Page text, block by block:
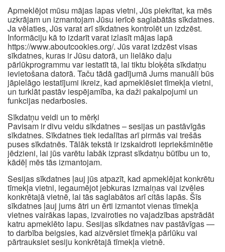
Apmeklējot mūsu mājas lapas vietni, Jūs piekrītat, ka mēs
uzkrājam un izmantojam Jūsu ierīcē saglabātās sīkdatnes.
Ja vēlaties, Jūs varat arī sīkdatnes kontrolēt un izdzēst.
Informāciju kā to izdarīt varat izlasīt mājas lapā
https://www.aboutcookies.org/. Jūs varat izdzēst visas
sīkdatnes, kuras ir Jūsu datorā, un lielāko daļu
pārlūkprogrammu var iestatīt tā, lai tiktu bloķēta sīkdatņu
ievietošana datorā. Taču tādā gadījumā Jums manuāli būs
jāpielāgo iestatījumi ikreiz, kad apmeklēsiet tīmekļa vietni,
un turklāt pastāv iespējamība, ka daži pakalpojumi un
funkcijas nedarbosies.
Sīkdatņu veidi un to mērķi
Pavisam ir divu veidu sīkdatnes – sesijas un pastāvīgās
sīkdatnes. Sīkdatnes tiek iedalītas arī pirmās vai trešās
puses sīkdatnēs. Tālāk tekstā ir izskaidroti iepriekšminētie
jēdzieni, lai jūs varētu labāk izprast sīkdatņu būtību un to,
kādēļ mēs tās izmantojam.
Sesijas sīkdatnes ļauj jūs atpazīt, kad apmeklējat konkrētu
tīmekļa vietni, iegaumējot jebkuras izmaiņas vai izvēles
konkrētajā vietnē, lai tās saglabātos arī citās lapās. Šīs
sīkdatnes ļauj jums ātri un ērti izmantot vienas tīmekļa
vietnes vairākas lapas, izvairoties no vajadzības apstrādāt
katru apmeklēto lapu. Sesijas sīkdatnes nav pastāvīgas —
to darbība beigsies, kad aizvērsiet tīmekļa pārlūku vai
pārtrauksiet sesiju konkrētajā tīmekļa vietnē.